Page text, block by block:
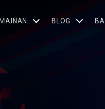
BLOG